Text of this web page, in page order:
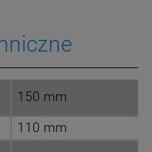
150 mm
110 mm